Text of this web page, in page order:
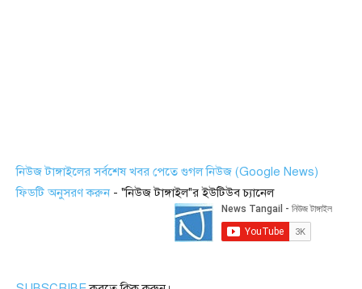
নিউজ টাঙ্গাইলের সর্বশেষ খবর পেতে গুগল নিউজ (Google News)
ফিডটি অনুসরণ করুন - "নিউজ টাঙ্গাইল"র ইউটিউব চ্যানেল